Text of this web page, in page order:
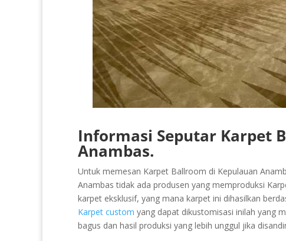
Informasi Seputar Karpet
Anambas.
Untuk memesan Karpet Ballroom di Kepulauan
Anambas tidak ada produsen yang memproduksi
karpet eksklusif, yang mana karpet ini dihasilkan
Karpet custom yang dapat dikustomisasi inilah yang
bagus dan hasil produksi yang lebih unggul jika